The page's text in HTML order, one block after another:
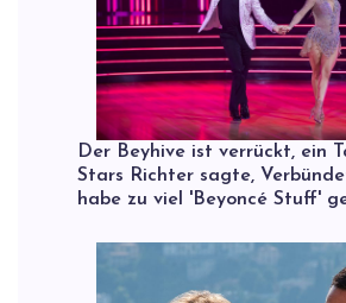
Der Beyhive ist verrückt, ein
Stars Richter sagte,
habe zu viel 'Beyoncé Stuff'